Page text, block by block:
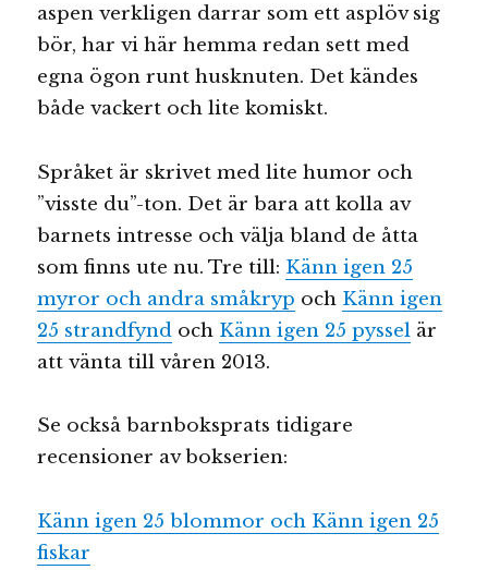
aspen verkligen darrar som ett asplöv sig
bör, har vi här hemma redan sett med
egna ögon runt husknuten. Det kändes
både vackert och lite komiskt.
Språket är skrivet med lite humor och
”visste du”-ton. Det är bara att kolla av
barnets intresse och välja bland de åtta
som finns ute nu. Tre till: Känn igen 25
myror och andra småkryp och Känn igen
25 strandfynd och Känn igen 25 pyssel är
att vänta till våren 2013.
Se också barnboksprats tidigare
recensioner av bokserien:
Känn igen 25 blommor och Känn igen 25
fiskar